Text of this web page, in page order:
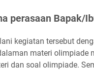
perasaan Bapak/
kegiatan tersebut
materi olimpiade
dan soal olimpiade.